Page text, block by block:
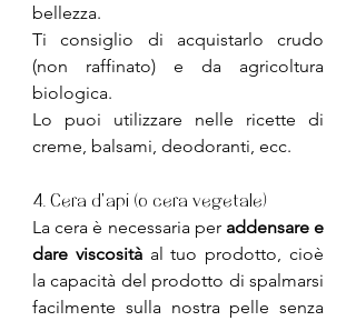
bellezza.
Ti consiglio di acquistarlo crudo
(non raffinato) e da agricoltura
biologica.
Lo puoi utilizzare nelle ricette di
creme, balsami, deodoranti, ecc.
4. Cera d'api (o cera vegetale)
La cera è necessaria per addensare e
dare viscosità al tuo prodotto, cioè
la capacità del prodotto di spalmarsi
facilmente sulla nostra pelle senza